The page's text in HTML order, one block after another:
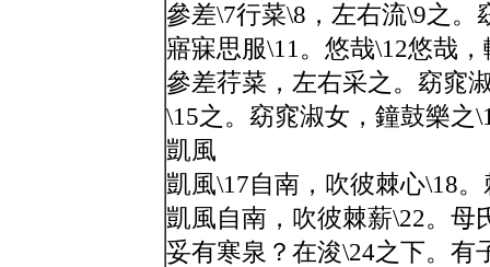
參差\7行菜\8，左右流\9之
寤寐思服\11。悠哉\12悠哉
參差荇菜，左右采之。窈窕
\15之。窈窕淑女，鐘鼓樂之
凱風
凱風\17自南，吹彼棘心\18
凱風自南，吹彼棘薪\22。母
妥有寒泉？在浚\24之下。有